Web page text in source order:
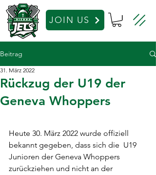
JOIN US
Beitrag
Rückzug der U19 der
Geneva Whoppers
31. März 2022
Heute 30. März 2022 wurde offiziell
bekannt gegeben, dass sich die  U19
Junioren der Geneva Whoppers
zurückziehen und nicht an der